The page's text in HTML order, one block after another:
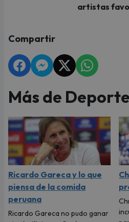
artistas
Compartir
Más de
Ricardo Gareca y lo que
piensa de la comida
peruana
Ricardo Gareca no pudo ganar